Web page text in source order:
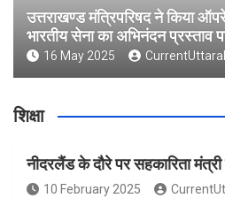
उत्तराखण्ड मंत्रिपरिषद ने किया
भारतीय सेना का अभिनंदन प्रस्ताव
16 May 2025
शिक्षा
नीदरलैंड के दौरे पर सहकारिता
10 February 2025